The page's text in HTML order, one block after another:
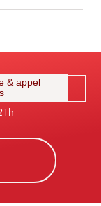
& appel